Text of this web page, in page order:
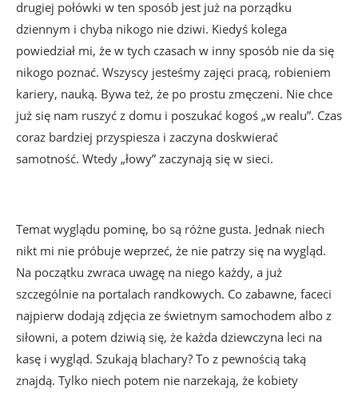
drugiej połówki w ten sposób jest już na porządku
dziennym i chyba nikogo nie dziwi. Kiedyś kolega
powiedział mi, że w tych czasach w inny sposób nie da się
nikogo poznać. Wszyscy jesteśmy zajęci pracą, robieniem
kariery, nauką. Bywa też, że po prostu zmęczeni. Nie chce
już się nam ruszyć z domu i poszukać kogoś „w realu”. Czas
coraz bardziej przyspiesza i zaczyna doskwierać
samotność. Wtedy „łowy” zaczynają się w sieci.
Temat wyglądu pominę, bo są różne gusta. Jednak niech
nikt mi nie próbuje weprzeć, że nie patrzy się na wygląd.
Na początku zwraca uwagę na niego każdy, a już
szczególnie na portalach randkowych. Co zabawne, faceci
najpierw dodają zdjęcia ze świetnym samochodem albo z
siłowni, a potem dziwią się, że każda dziewczyna leci na
kasę i wygląd. Szukają blachary? To z pewnością taką
znajdą. Tylko niech potem nie narzekają, że kobiety